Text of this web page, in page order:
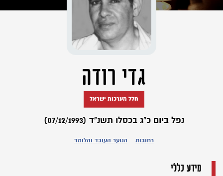
גדי רודה
חלל מערכות ישראל
נפל ביום כ"ג בכסלו תשנ"ד (07/12/1993)
רחובות הנוער העובד והלומד
מידע כללי